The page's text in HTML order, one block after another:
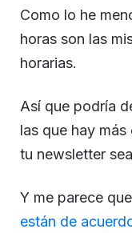
Como lo he
horas son las
horarias.
Así que podría
las que hay
tu newsletter
Y me parece
están de